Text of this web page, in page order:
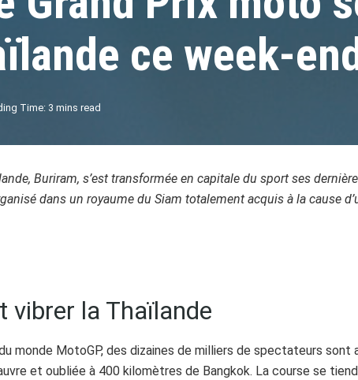
ce week-
Time: 3 mins read
Buriram, s’est transformée en capitale du sport ses
dans un royaume du Siam totalement acquis à la cause
vibrer la Thaïlande
monde MotoGP, des dizaines de milliers de spectateurs sont
et oubliée à 400 kilomètres de Bangkok. La course se